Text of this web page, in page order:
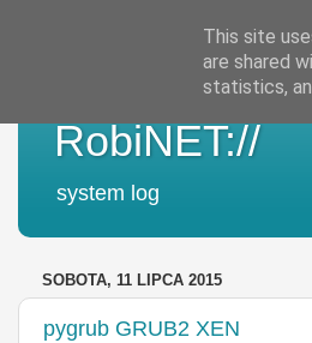
RobiNET://
system log
SOBOTA, 11 LIPCA 2015
pygrub GRUB2 XEN
This site
are shared
statistics,